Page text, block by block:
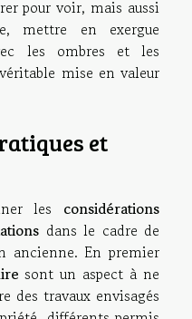
pour voir, mais aussi
mettre en exergue
les ombres et les
mise en valeur
et
les considérations
dans le cadre de
ancienne. En premier
sont un aspect à ne
des travaux envisagés